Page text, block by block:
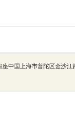
中国上海市普陀区金沙